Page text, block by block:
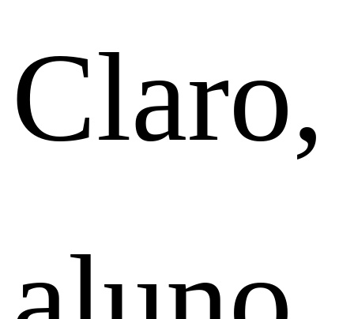
Claro,